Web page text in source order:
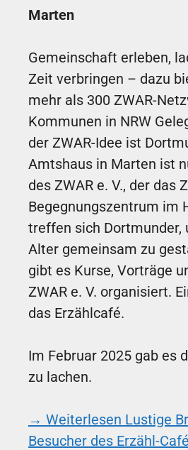
Marten
Gemeinschaft erleben,
Zeit verbringen – dazu
mehr als 300 ZWAR-
Kommunen in NRW
der ZWAR-Idee ist
Amtshaus in Marten ist
des ZWAR e. V., der das
Begegnungszentrum im
treffen sich Dortmunder,
Alter gemeinsam zu
gibt es Kurse, Vorträge
ZWAR e. V. organisiert.
das Erzählcafé.
Im Februar 2025 gab es
zu lachen.
→ Weiterlesen Lustige
Besucher des Erzähl-